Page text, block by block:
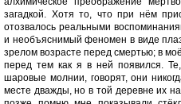
загадкой. Хотя то, что при нём
отозвалось реальными
и необъяснимый феномен в виде
зрелом возрасте перед смертью; в
перед тем как я в ней появился.
шаровые молнии, говорят, они
месте дважды, но в той деревне их